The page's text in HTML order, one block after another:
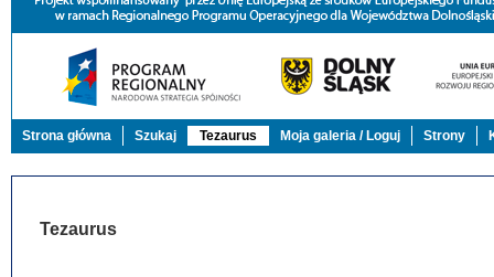
Strona główna Szukaj Tezaurus Moja galeria / Loguj Strony
Tezaurus